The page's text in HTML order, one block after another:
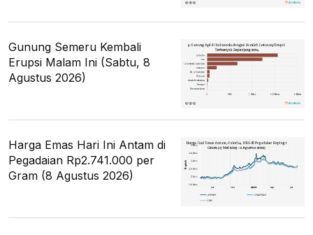
Gunung Semeru Kembali
Erupsi Malam Ini (Sabtu, 8
Agustus 2026)
Harga Emas Hari Ini Antam di
Pegadaian Rp2.741.000 per
Gram (8 Agustus 2026)